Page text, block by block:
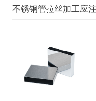
不锈钢管拉丝加工应